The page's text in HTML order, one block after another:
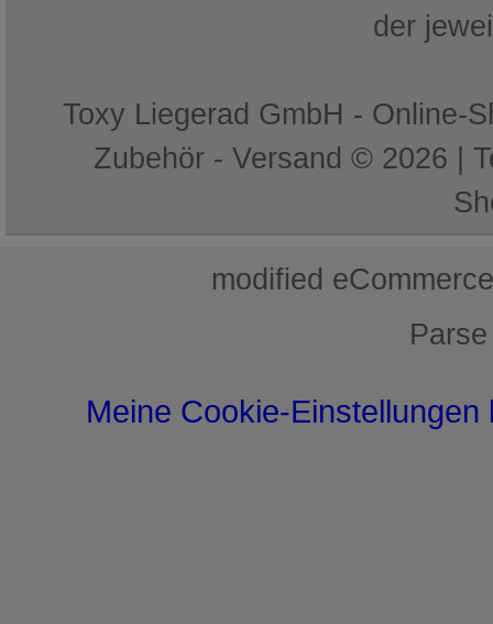
der
Toxy Liegerad GmbH - Online-
Zubehör - Versand © 2026 |
mod ified
Meine Cookie-